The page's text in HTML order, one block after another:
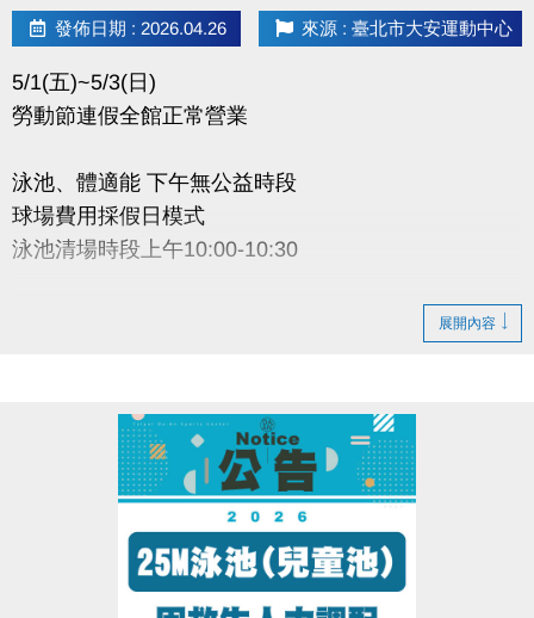
發佈日期 : 2026.04.26 來源 : 臺北市大安運動中心
5/1(五)~5/3(日)
勞動節連假全館正常營業
泳池、體適能 下午無公益時段
球場費用採假日模式
泳池清場時段上午10:00-10:30
展開內容